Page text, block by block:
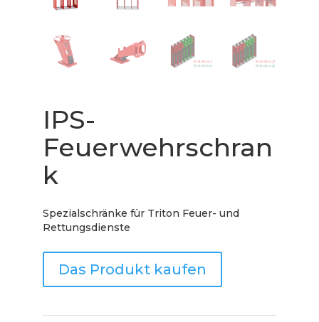
IPS-
Feuerwehrschran
k
Spezialschränke für Triton Feuer- und
Rettungsdienste
Das Produkt kaufen